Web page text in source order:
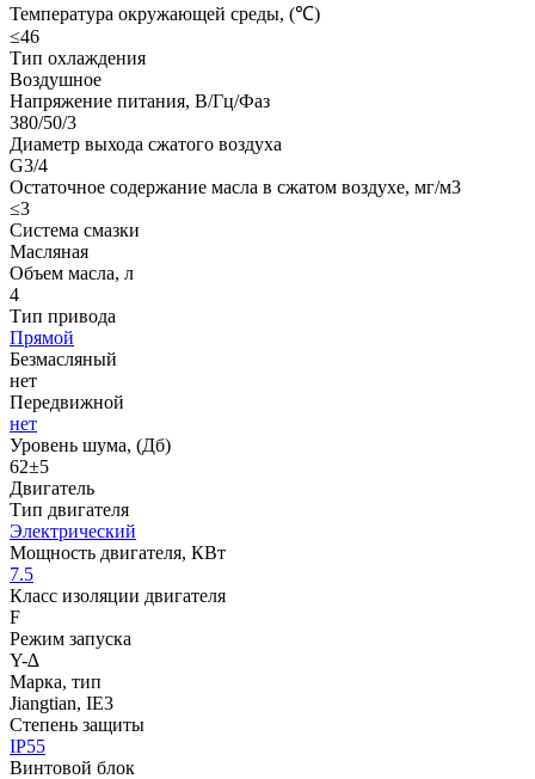
Температура окружающей среды, (℃)
≤46
Тип охлаждения
Воздушное
Напряжение питания, В/Гц/Фаз
380/50/3
Диаметр выхода сжатого воздуха
G3/4
Остаточное содержание масла в сжатом воздухе, мг/м3
≤3
Система смазки
Масляная
Объем масла, л
4
Тип привода
Прямой
Безмасляный
нет
Передвижной
нет
Уровень шума, (Дб)
62±5
Двигатель
Тип двигателя
Электрический
Мощность двигателя, КВт
7.5
Класс изоляции двигателя
F
Режим запуска
Y-∆
Марка, тип
Jiangtian, IE3
Степень защиты
IP55
Винтовой блок